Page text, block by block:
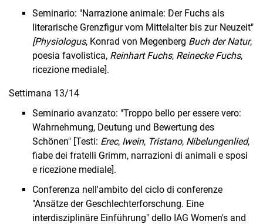
Seminario: "Narrazione animale: Der Fuchs als
literarische Grenzfigur vom Mittelalter bis zur Neuzeit"
[Physiologus, Konrad von Megenberg Buch der Natur,
poesia favolistica, Rein­hart Fuchs, Reinecke Fuchs,
ricezione mediale].
Settimana 13/14
Seminario avanzato: "Troppo bello per essere vero:
Wahrnehmung, Deutung und Bewertung des
Schönen" [Testi: Erec, Iwein, Tristano, Nibelungenlied,
fiabe dei fratelli Grimm, narrazioni di animali e sposi
e ricezione mediale].
Conferenza nell'ambito del ciclo di conferenze
"Ansätze der Geschlechterforschung. Eine
interdisziplinäre Einführung" dello IAG Women's and